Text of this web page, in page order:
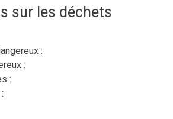
sur les déchets
:
:
: